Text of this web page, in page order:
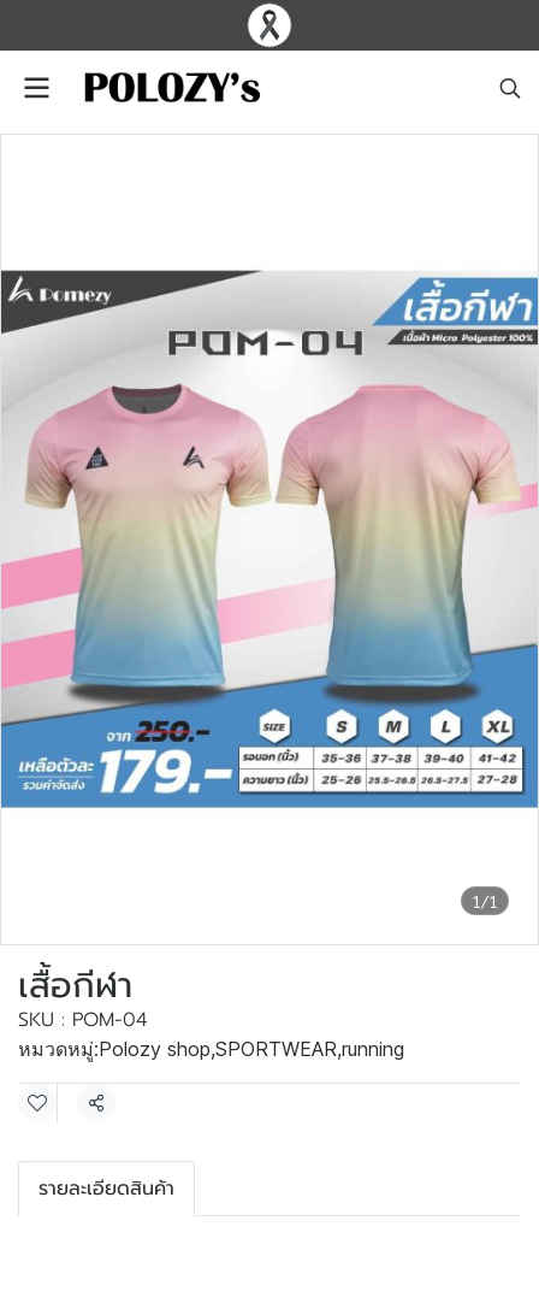
1/1
เสื้อกีฬา
SKU : POM-04
หมวดหมู่:Polozy shop,SPORTWEAR,running
แชร์
รายละเอียดสินค้า